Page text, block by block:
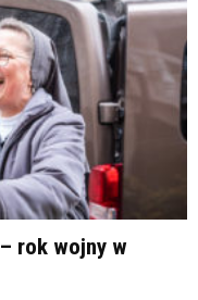
rok wojny w